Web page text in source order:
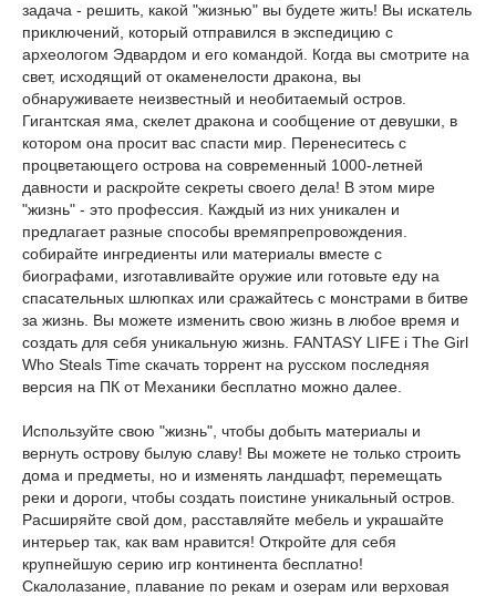
задача - решить, какой "жизнью" вы будете жить! Вы искатель
приключений, который отправился в экспедицию с
археологом Эдвардом и его командой. Когда вы смотрите на
свет, исходящий от окаменелости дракона, вы
обнаруживаете неизвестный и необитаемый остров.
Гигантская яма, скелет дракона и сообщение от девушки, в
котором она просит вас спасти мир. Перенеситесь с
процветающего острова на современный 1000-летней
давности и раскройте секреты своего дела! В этом мире
"жизнь" - это профессия. Каждый из них уникален и
предлагает разные способы времяпрепровождения.
собирайте ингредиенты или материалы вместе с
биографами, изготавливайте оружие или готовьте еду на
спасательных шлюпках или сражайтесь с монстрами в битве
за жизнь. Вы можете изменить свою жизнь в любое время и
создать для себя уникальную жизнь. FANTASY LIFE i The Girl
Who Steals Time скачать торрент на русском последняя
версия на ПК от Механики бесплатно можно далее.
Используйте свою "жизнь", чтобы добыть материалы и
вернуть острову былую славу! Вы можете не только строить
дома и предметы, но и изменять ландшафт, перемещать
реки и дороги, чтобы создать поистине уникальный остров.
Расширяйте свой дом, расставляйте мебель и украшайте
интерьер так, как вам нравится! Откройте для себя
крупнейшую серию игр континента бесплатно!
Скалолазание, плавание по рекам и озерам или верховая